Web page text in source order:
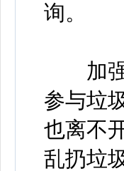
询。
加强
参与垃
也离不
乱扔垃